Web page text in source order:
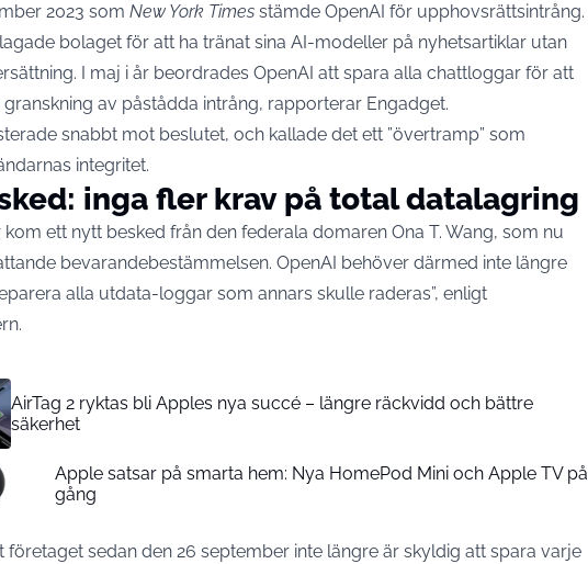
2023 som New York Times stämde OpenAI för upphovsrättsintrång.
bolaget för att ha tränat sina AI-modeller på nyhetsartiklar utan
I maj i år beordrades OpenAI att spara alla chattloggar för att
av påstådda intrång, rapporterar Engadget.
snabbt mot beslutet, och kallade det ett ”övertramp” som
integritet.
inga fler krav på total datalagring
kom ett nytt besked från den federala domaren Ona T. Wang, som nu
bevarandebestämmelsen. OpenAI behöver därmed inte längre
alla utdata-loggar som annars skulle raderas”, enligt
AirTag 2 ryktas bli Apples nya succé – längre räckvidd och bättre
säkerhet
Apple satsar på smarta hem: Nya HomePod Mini och Apple TV på
gång
företaget sedan den 26 september inte längre är skyldig att spara varje